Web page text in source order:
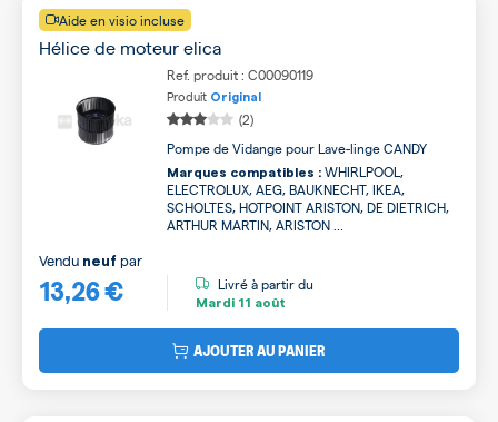
Aide en visio incluse
Hélice de moteur elica
Ref. produit : C00090119
Produit Original
(2)
Pompe de Vidange pour Lave-linge CANDY
Marques compatibles : WHIRLPOOL,
ELECTROLUX, AEG, BAUKNECHT, IKEA,
SCHOLTES, HOTPOINT ARISTON, DE DIETRICH,
ARTHUR MARTIN, ARISTON ...
13,26 €
Vendu neuf par
Livré à partir du
Mardi 11 août
AJOUTER AU PANIER